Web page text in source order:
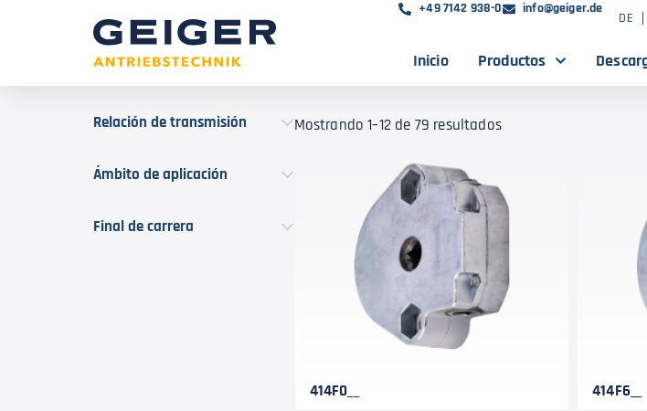
+49 7142 938-0 info@geiger.de
DE
Inicio Productos
Relación de transmisión
Ámbito de aplicación
Final de carrera
Mostrando 1–12 de 79 resultados
414F0__ 414F6__